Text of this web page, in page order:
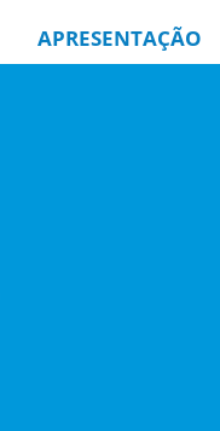
APRESENTAÇÃO